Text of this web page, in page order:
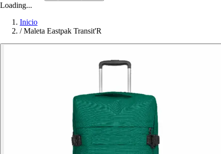
Loading...
Inicio
/ Maleta Eastpak Transit'R